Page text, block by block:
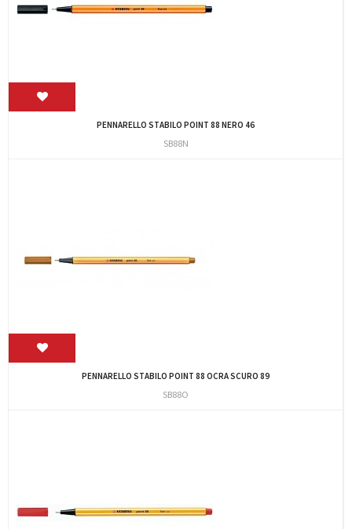
PENNARELLO STABILO POINT 88 NERO 46
SB88N
PENNARELLO STABILO POINT 88 OCRA SCURO 89
SB88O